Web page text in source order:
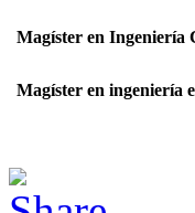
Magíster en Ingeniería
Magíster en ingeniería